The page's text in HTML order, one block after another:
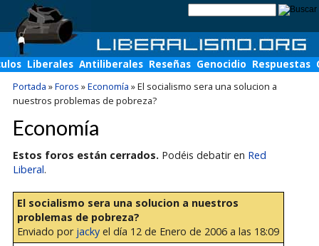
Liberales Antiliberales Reseñas Genocidio Respuestas
Portada »Foros »Economía »El socialismo sera una solucion a
nuestros problemas de pobreza?
Economía
Estos foros están cerrados. Podéis debatir en Red
Liberal.
El socialismo sera una solucion a nuestros
problemas de pobreza?
Enviado por jackyel día 12 de Enero de 2006 a las 18:09